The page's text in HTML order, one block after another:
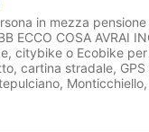
in mezza
ECCO COSA AVRAI
citybike o Ecobike
cartina stradale, GPS